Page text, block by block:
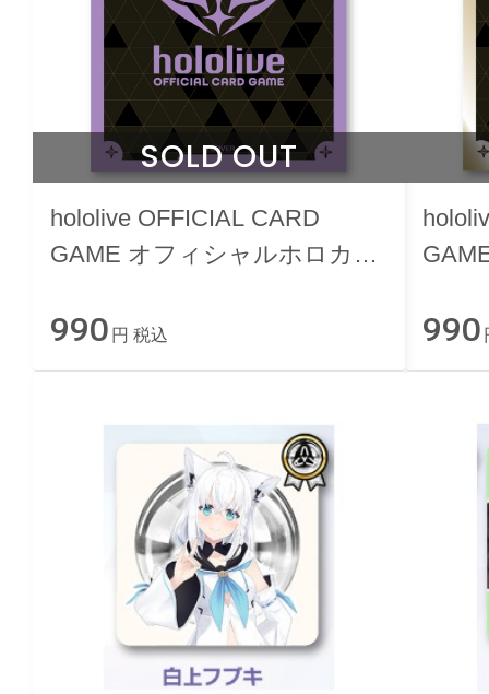
SOLD OUT
hololive OFFICIAL CARD
GAME オフィシャルホロカス
（Purple）』
990 円 税込
（
990